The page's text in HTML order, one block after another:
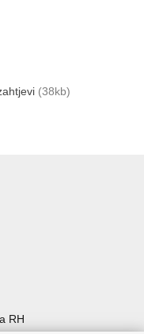
(38kb)
RH